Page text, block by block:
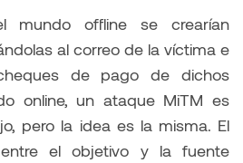
mundo offline se crearían
al correo de la víctima e
de pago de dichos
online, un ataque MiTM es
pero la idea es la misma. El
el objetivo y la fuente